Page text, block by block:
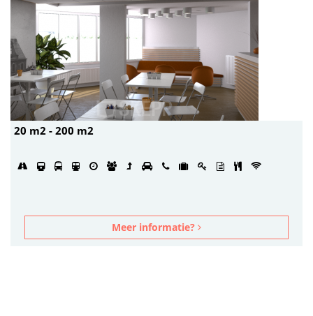
20 m2 - 200 m2
Meer informatie?